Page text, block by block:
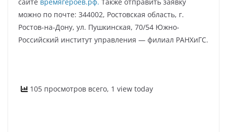
можно по почте: 344002, Ростовская область, г.
Ростов-на-Дону, ул. Пушкинская, 70/54 Южно-
Российский институт управления — филиал РАНХиГС.
105 просмотров всего, 1 view today